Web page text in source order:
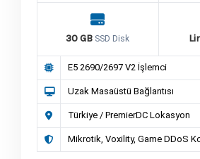
30 GB SSD Disk
E5 2690/2697 V2 İşlemci
Uzak Masaüstü Bağlantısı
Türkiye / PremierDC Lokasyon
Mikrotik, Voxility, Game DDoS